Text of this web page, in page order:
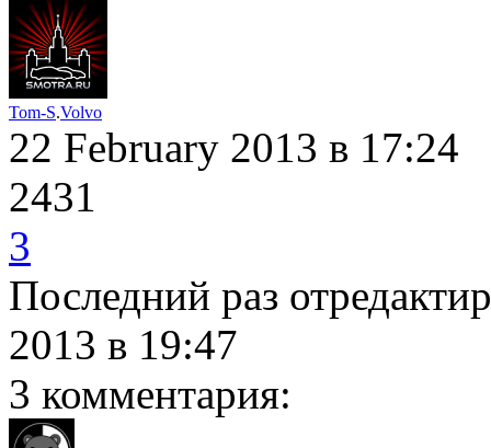
Tom-S.Volvo
22 February 2013 в 17:24
2431
3
Последний раз
2013 в 19:47
3 комментария: